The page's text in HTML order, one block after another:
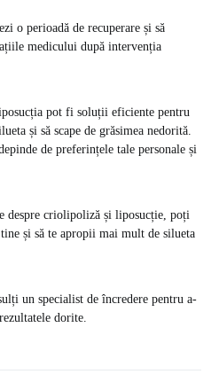
o perioadă de recuperare și să
medicului după intervenția
pot fi soluții eficiente pentru
și să scape de grăsimea nedorită.
de preferințele tale personale și
despre criolipoliză și liposucție, poți
și să te apropii mai mult de silueta
un specialist de încredere pentru a-
dorite.